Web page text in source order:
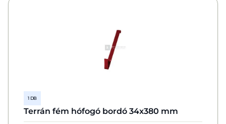
1 DB
Terrán fém hófogó bordó 34x380 mm